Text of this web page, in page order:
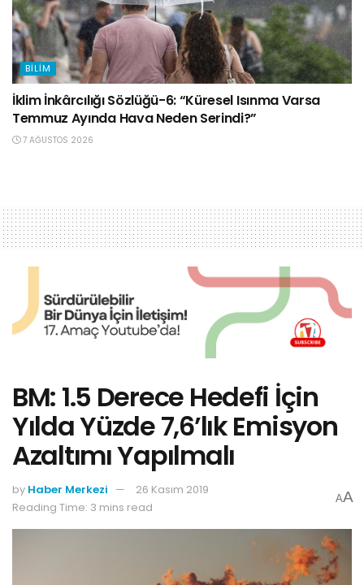
BILIM
İklim İnkârcılığı Sözlüğü-6: “Küresel Isınma Varsa
Temmuz Ayında Hava Neden Serindi?”
7 AĞUSTOS 2026
BM: 1.5 Derece Hedefi İçin
Yılda Yüzde 7,6’lık Emisyon
Azaltımı Yapılmalı
by Haber Merkezi
26 Kasım 2019
Reading Time: 3 mins read
AA